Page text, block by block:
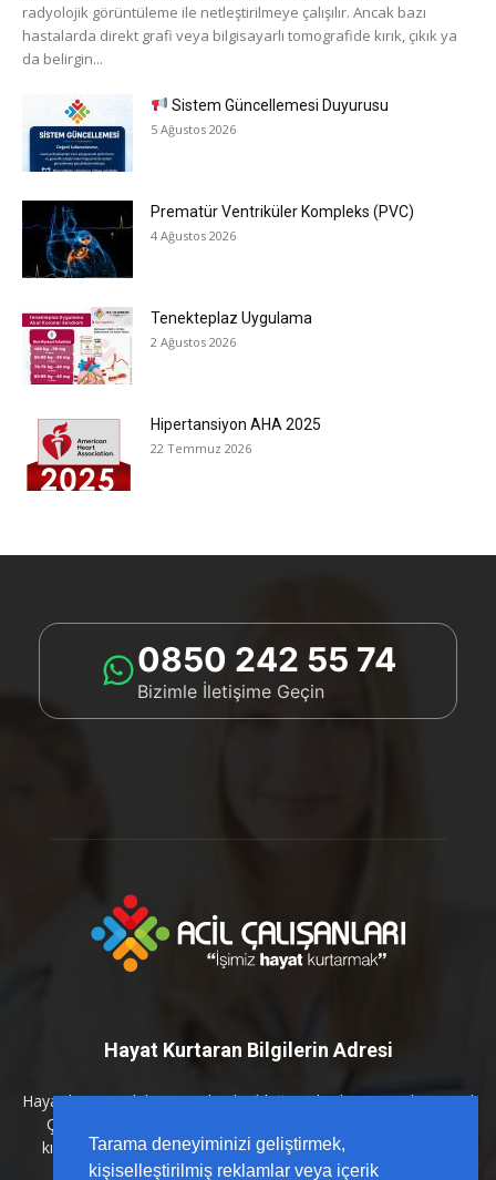
radyolojik görüntüleme ile netleştirilmeye çalışılır. Ancak bazı
hastalarda direkt grafi veya bilgisayarlı tomografide kırık, çıkık ya
da belirgin...
Sistem Güncellemesi Duyurusu
5 Ağustos 2026
Prematür Ventriküler Kompleks (PVC)
4 Ağustos 2026
Tenekteplaz Uygulama
2 Ağustos 2026
Hipertansiyon AHA 2025
22 Temmuz 2026
0850 242 55 74
Bizimle İletişime Geçin
Hayat Kurtaran Bilgilerin Adresi
Hayat kurtaran bilginin en kritik olduğu anlarda yanınızdayız. Acil
Çalışanları platformu olarak; sahada karşılığı olan, güncel
kılavuzlarla desteklenmiş ve hızlı erişilebilir içerikleri sizlerle
buluşturuyoruz.
Tarama deneyiminizi geliştirmek,
kişiselleştirilmiş reklamlar veya içerik